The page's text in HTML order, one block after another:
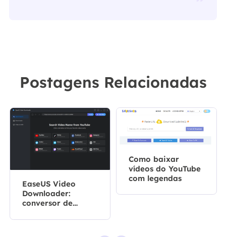
Postagens Relacionadas
EaseUS Video
Downloader:
conversor de
desbloqueado
Como baixar
vídeos do YouTube
com legendas